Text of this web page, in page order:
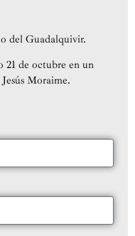
del Guadalquivir.
21 de octubre en un
Moraime.